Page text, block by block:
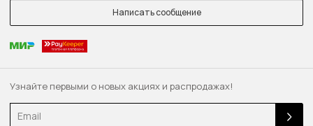
Узнайте первыми о новых акциях и распродажах!
Написать сообщение